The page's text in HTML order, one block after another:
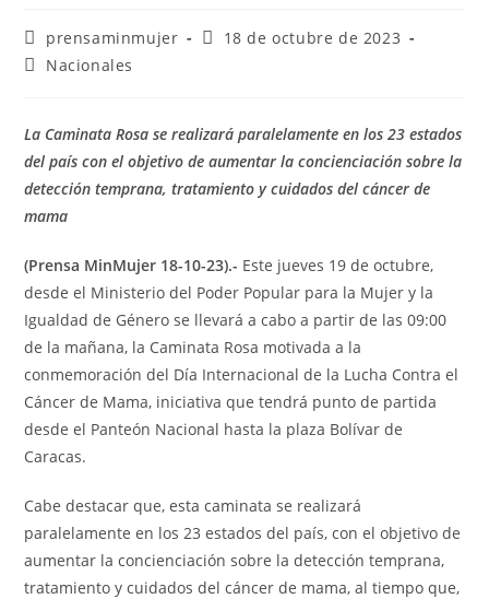
prensaminmujer
18 de octubre de 2023
Nacionales
La Caminata Rosa se realizará paralelamente en los 23 estados
del país con el objetivo de aumentar la concienciación sobre la
detección temprana, tratamiento y cuidados del cáncer de
mama
(Prensa MinMujer 18-10-23).- Este jueves 19 de octubre,
desde el Ministerio del Poder Popular para la Mujer y la
Igualdad de Género se llevará a cabo a partir de las 09:00
de la mañana, la Caminata Rosa motivada a la
conmemoración del Día Internacional de la Lucha Contra el
Cáncer de Mama, iniciativa que tendrá punto de partida
desde el Panteón Nacional hasta la plaza Bolívar de
Caracas.
Cabe destacar que, esta caminata se realizará
paralelamente en los 23 estados del país, con el objetivo de
aumentar la concienciación sobre la detección temprana,
tratamiento y cuidados del cáncer de mama, al tiempo que,